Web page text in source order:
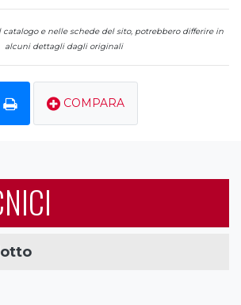
e nelle schede del sito, potrebbero differire in
alcuni dettagli dagli originali
COMPARA